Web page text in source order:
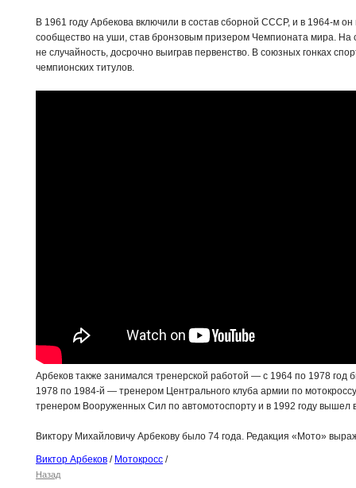
В 1961 году Арбекова включили в состав сборной СССР, и в 1964-м
сообщество на уши, став бронзовым призером Чемпионата мира. На
не случайность, досрочно выиграв первенство. В союзных гонках
чемпионских титулов.
Арбеков также занимался тренерской работой — с 1964 по 1978 год
1978 по 1984-й — тренером Центрального клуба армии по
тренером Вооруженных Сил по автомотоспорту и в 1992 году вышел
Виктору Михайловичу Арбекову было 74 года. Редакция «Мото»
Виктор Арбеков / Мотокросс /
Назад